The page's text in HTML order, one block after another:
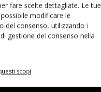
fare scelte dettagliate. Le tue
modificare le
del consenso, utilizzando i
gestione del consenso nella
scopi
titolo QCOM
sugli
è stato
più
ai sistemi